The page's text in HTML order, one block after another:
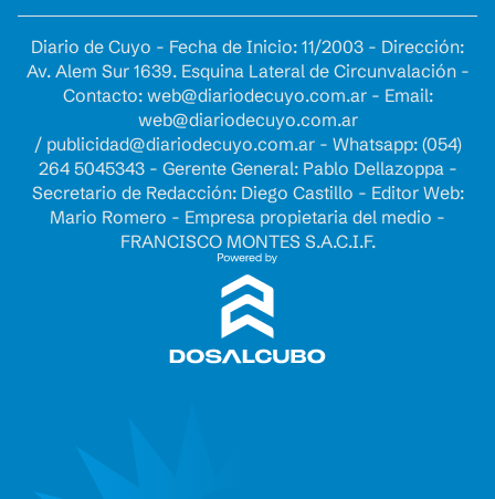
Diario de Cuyo - Fecha de Inicio: 11/2003 - Dirección:
Av. Alem Sur 1639. Esquina Lateral de Circunvalación -
Contacto: web@diariodecuyo.com.ar- Email:
web@diariodecuyo.com.ar
/ publicidad@diariodecuyo.com.ar- Whatsapp: (054)
264 5045343 - Gerente General: Pablo Dellazoppa -
Secretario de Redacción: Diego Castillo - Editor Web:
Mario Romero - Empresa propietaria del medio -
FRANCISCO MONTES S.A.C.I.F.